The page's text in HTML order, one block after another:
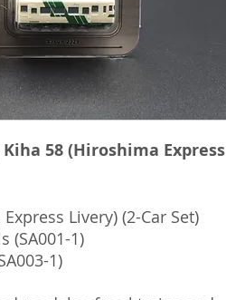
58 (Hiroshima Express
Livery) (2-Car Set)
(SA001-1)
1)